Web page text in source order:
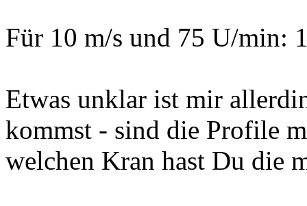
Für 10 m/s und 75 U/min:
Etwas unklar ist mir
kommst - sind die Profile
welchen Kran hast Du die